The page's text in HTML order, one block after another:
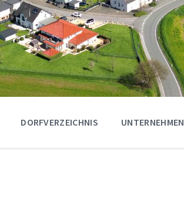
DORFVERZEICHNIS UNTERNEHMEN